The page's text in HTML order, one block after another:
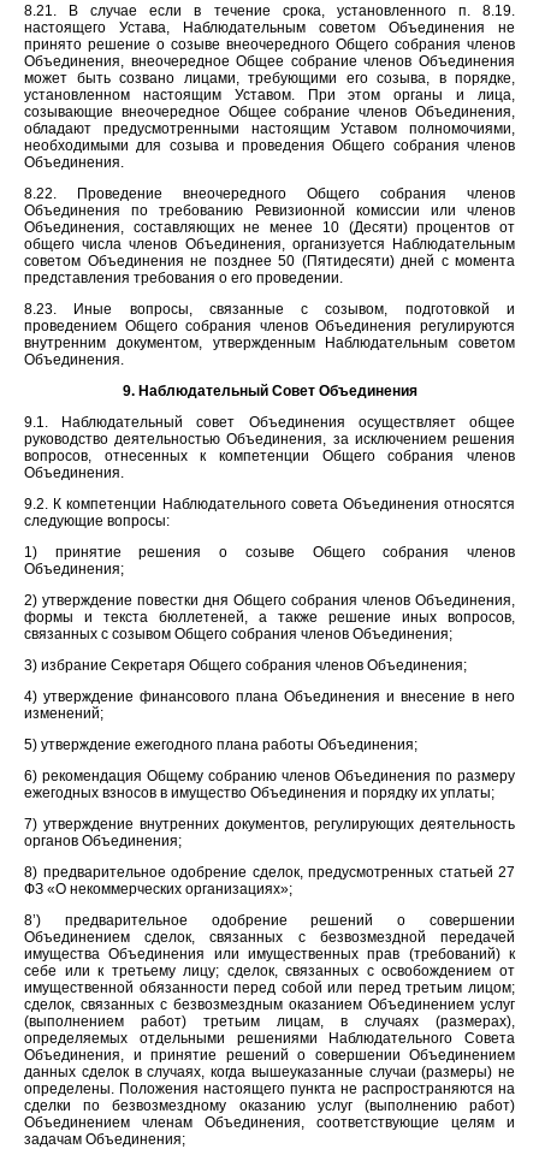
8.21. В случае если в течение срока, установленного п. 8.19.
настоящего Устава, Наблюдательным советом Объединения не
принято решение о созыве внеочередного Общего собрания членов
Объединения, внеочередное Общее собрание членов Объединения
может быть созвано лицами, требующими его созыва, в порядке,
установленном настоящим Уставом. При этом органы и лица,
созывающие внеочередное Общее собрание членов Объединения,
обладают предусмотренными настоящим Уставом полномочиями,
необходимыми для созыва и проведения Общего собрания членов
Объединения.
8.22. Проведение внеочередного Общего собрания членов
Объединения по требованию Ревизионной комиссии или членов
Объединения, составляющих не менее 10 (Десяти) процентов от
общего числа членов Объединения, организуется Наблюдательным
советом Объединения не позднее 50 (Пятидесяти) дней с момента
представления требования о его проведении.
8.23. Иные вопросы, связанные с созывом, подготовкой и
проведением Общего собрания членов Объединения регулируются
внутренним документом, утвержденным Наблюдательным советом
Объединения.
9. Наблюдательный Совет Объединения
9.1. Наблюдательный совет Объединения осуществляет общее
руководство деятельностью Объединения, за исключением решения
вопросов, отнесенных к компетенции Общего собрания членов
Объединения.
9.2. К компетенции Наблюдательного совета Объединения относятся
следующие вопросы:
1) принятие решения о созыве Общего собрания членов
Объединения;
2) утверждение повестки дня Общего собрания членов Объединения,
формы и текста бюллетеней, а также решение иных вопросов,
связанных с созывом Общего собрания членов Объединения;
3) избрание Секретаря Общего собрания членов Объединения;
4) утверждение финансового плана Объединения и внесение в него
изменений;
5) утверждение ежегодного плана работы Объединения;
6) рекомендация Общему собранию членов Объединения по размеру
ежегодных взносов в имущество Объединения и порядку их уплаты;
7) утверждение внутренних документов, регулирующих деятельность
органов Объединения;
8) предварительное одобрение сделок, предусмотренных статьей 27
ФЗ «О некоммерческих организациях»;
8’) предварительное одобрение решений о совершении
Объединением сделок, связанных с безвозмездной передачей
имущества Объединения или имущественных прав (требований) к
себе или к третьему лицу; сделок, связанных с освобождением от
имущественной обязанности перед собой или перед третьим лицом;
сделок, связанных с безвозмездным оказанием Объединением услуг
(выполнением работ) третьим лицам, в случаях (размерах),
определяемых отдельными решениями Наблюдательного Совета
Объединения, и принятие решений о совершении Объединением
данных сделок в случаях, когда вышеуказанные случаи (размеры) не
определены. Положения настоящего пункта не распространяются на
сделки по безвозмездному оказанию услуг (выполнению работ)
Объединением членам Объединения, соответствующие целям и
задачам Объединения;